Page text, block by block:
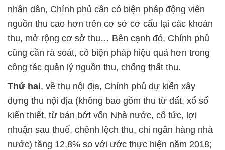
nhân dân, Chính phủ cần có biện pháp động viên
nguồn thu cao hơn trên cơ sở cơ cấu lại các khoản
thu, mở rộng cơ sở thu… Bên cạnh đó, Chính phủ
cũng cần rà soát, có biện pháp hiệu quả hơn trong
công tác quản lý nguồn thu, chống thất thu.
Thứ hai, về thu nội địa, Chính phủ dự kiến xây
dựng thu nội địa (không bao gồm thu từ đất, xổ số
kiến thiết, từ bán bớt vốn Nhà nước, cổ tức, lợi
nhuận sau thuế, chênh lệch thu, chi ngân hàng nhà
nước) tăng 12,8% so với ước thực hiện năm 2018;